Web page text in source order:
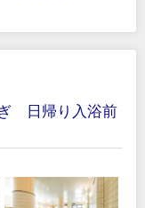
ぎ 日帰り入浴前